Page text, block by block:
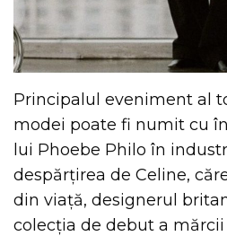
Principalul eveniment al
modei poate fi numit cu
lui Phoebe Philo în
despărțirea de Celine,
din viață, designerul
colecția de debut a